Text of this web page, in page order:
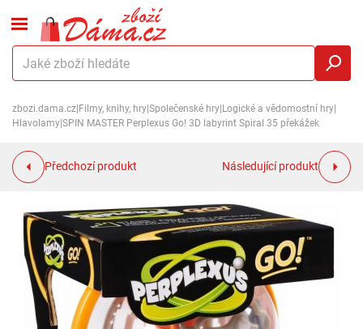
zbozi.dama.cz Filmy, knihy, hry Společenské hry Logické a vědomostní hry
Hlavolamy SPIN MASTER Perplexus Go! 3D labyrint Spiral 35 překážek
Předchozí produkt Následující produkt